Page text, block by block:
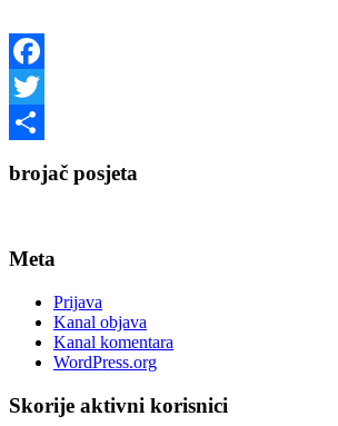
Facebook
Twitter
brojač posjeta
Meta
Prijava
Kanal objava
Kanal komentara
WordPress.org
Skorije aktivni korisnici